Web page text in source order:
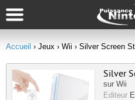
Accueil › Jeux › Wii › Silver Screen
Silver
sur Wii
Editeur